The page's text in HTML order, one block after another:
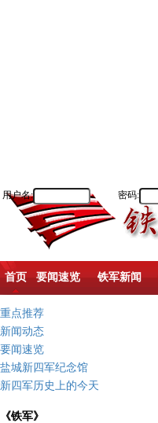
用户名: 密码:
首页 要闻速览 铁军新闻
重点推荐
新闻动态
要闻速览
盐城新四军纪念馆
新四军历史上的今天
《铁军》